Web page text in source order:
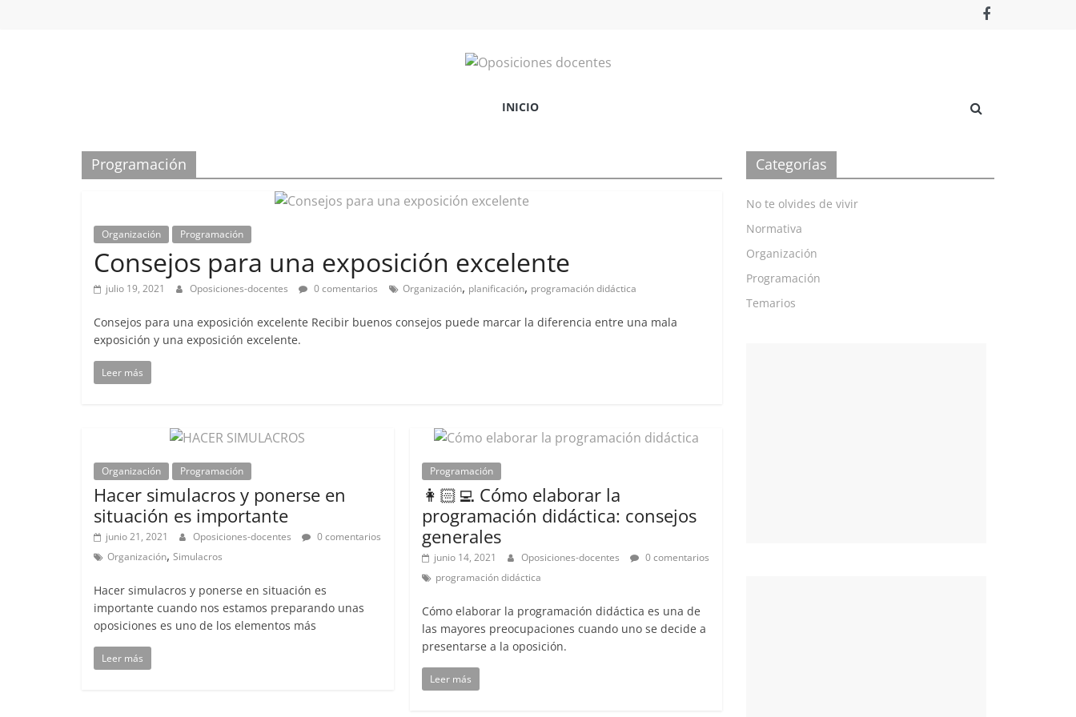
docentes
INICIO
Programación
Organización Programación
Consejos para una exposición excelente
julio 19, 2021 Oposiciones-docentes 0 comentarios Organización, planificación, programación didáctica
Consejos para una exposición excelente Recibir buenos consejos puede marcar la diferencia entre una mala
exposición y una exposición excelente.
Leer más
Organización Programación
Hacer simulacros y ponerse en
situación es importante
junio 21, 2021 Oposiciones-docentes
0 comentarios
Organización, Simulacros
Hacer simulacros y ponerse en situación es
importante cuando nos estamos preparando unas
oposiciones es uno de los elementos más
Leer más
Programación
👩🏻‍💻 Cómo elaborar la
programación didáctica: consejos
generales
junio 14, 2021 Oposiciones-docentes
0 comentarios
programación didáctica
Cómo elaborar la programación didáctica es una de
las mayores preocupaciones cuando uno se decide a
presentarse a la oposición.
Leer más
Categorías
No te olvides de vivir
Normativa
Organización
Programación
Temarios